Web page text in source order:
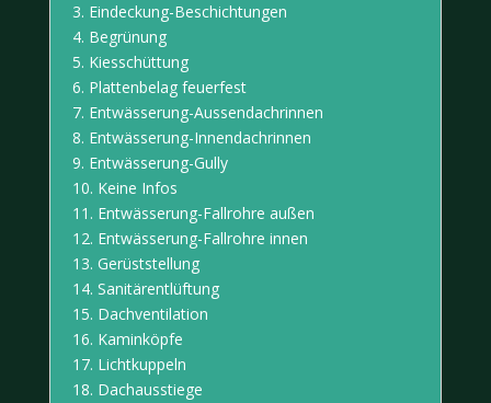
3. Eindeckung-Beschichtungen
4. Begrünung
5. Kiesschüttung
6. Plattenbelag feuerfest
7. Entwässerung-Aussendachrinnen
8. Entwässerung-Innendachrinnen
9. Entwässerung-Gully
10. Keine Infos
11. Entwässerung-Fallrohre außen
12. Entwässerung-Fallrohre innen
13. Gerüststellung
14. Sanitärentlüftung
15. Dachventilation
16. Kaminköpfe
17. Lichtkuppeln
18. Dachausstiege